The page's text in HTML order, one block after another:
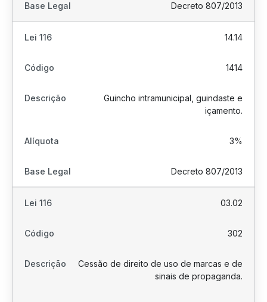
Decreto 807/2013
14.14
1414
Guincho intramunicipal, guindaste e
içamento.
3%
Decreto 807/2013
03.02
302
Cessão de direito de uso de marcas e de
sinais de propaganda.